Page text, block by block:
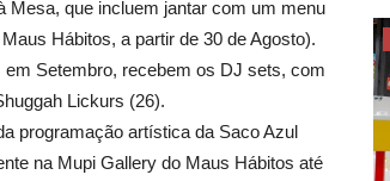
Mesa, que incluem jantar com um menu
Hábitos, a partir de 30 de Agosto).
Setembro, recebem os DJ sets, com
Lickurs (26).
programação artística da Saco Azul
na Mupi Gallery do Maus Hábitos até